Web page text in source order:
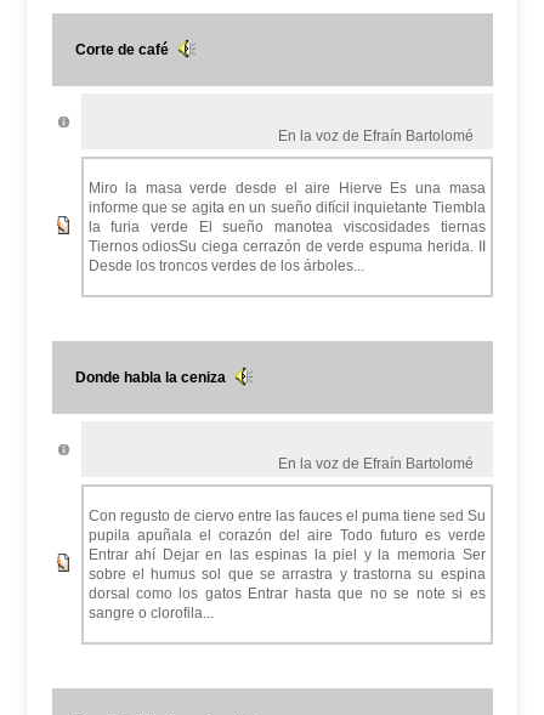
Corte de café
En la voz de Efraín Bartolomé
Miro la masa verde desde el aire Hierve Es una masa
informe que se agita en un sueño difícil inquietante Tiembla
la furia verde El sueño manotea viscosidades tiernas
Tiernos odiosSu ciega cerrazón de verde espuma herida. II
Desde los troncos verdes de los árboles...
Donde habla la ceniza
En la voz de Efraín Bartolomé
Con regusto de ciervo entre las fauces el puma tiene sed Su
pupila apuñala el corazón del aire Todo futuro es verde
Entrar ahí Dejar en las espinas la piel y la memoria Ser
sobre el humus sol que se arrastra y trastorna su espina
dorsal como los gatos Entrar hasta que no se note si es
sangre o clorofila...